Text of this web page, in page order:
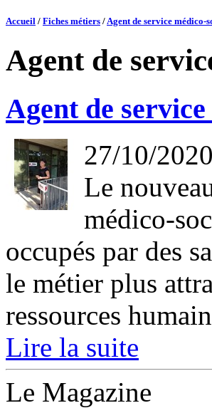
Accueil / Fiches métiers /Agent de service médico-
Agent de
Agent de
27/10/2020
Le
médico-
occupés par des
le métier plus
ressources
Lire la suite
Le Magazine